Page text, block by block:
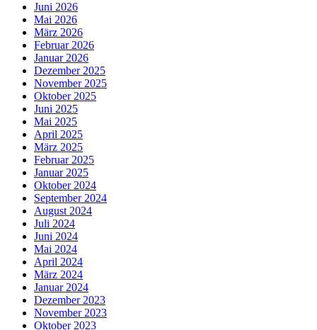
Juni 2026
Mai 2026
März 2026
Februar 2026
Januar 2026
Dezember 2025
November 2025
Oktober 2025
Juni 2025
Mai 2025
April 2025
März 2025
Februar 2025
Januar 2025
Oktober 2024
September 2024
August 2024
Juli 2024
Juni 2024
Mai 2024
April 2024
März 2024
Januar 2024
Dezember 2023
November 2023
Oktober 2023